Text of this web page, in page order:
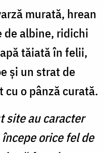
murată, hrean
de albine, ridichi
tăiată în felii,
şi un strat de
cu o pânză curată.
site au caracter
orice fel de